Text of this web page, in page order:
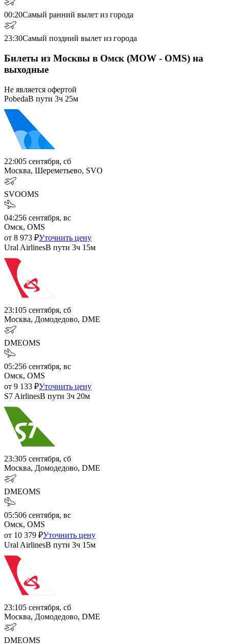
00:20Самый ранний вылет из города
23:30Самый поздний вылет из города
Билеты из Москвы в Омск (MOW - OMS) на
выходные
Не является офертой
PobedaВ пути 3ч 25м
22:005 сентября, сб
Москва, Шереметьево, SVO
SVOOMS
04:256 сентября, вс
Омск, OMS
от 8 973 ₽Уточнить цену
Ural AirlinesВ пути 3ч 15м
23:105 сентября, сб
Москва, Домодедово, DME
DMEOMS
05:256 сентября, вс
Омск, OMS
от 9 133 ₽Уточнить цену
S7 AirlinesВ пути 3ч 20м
23:305 сентября, сб
Москва, Домодедово, DME
DMEOMS
05:506 сентября, вс
Омск, OMS
от 10 379 ₽Уточнить цену
Ural AirlinesВ пути 3ч 15м
23:105 сентября, сб
Москва, Домодедово, DME
DMEOMS